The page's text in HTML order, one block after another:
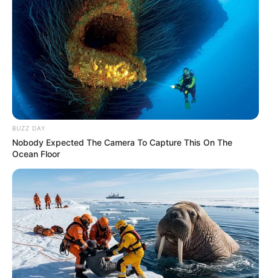
BUZZ DAY
Nobody Expected The Camera To Capture This On The
Ocean Floor